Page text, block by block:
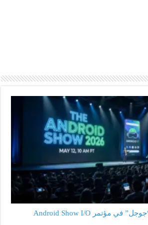
ملخص كل ما أعلنته “جوجل” في مؤتمر Android Show I/O